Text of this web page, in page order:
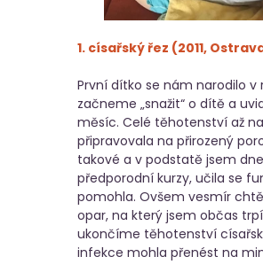
1. císařský řez (2011,
První dítko se nám narodilo v
začneme „snažit“ o dítě a
měsíc. Celé těhotenství až
připravovala na přirozený
takové a v podstatě jsem
předporodní kurzy, učila se
pomohla. Ovšem vesmír
opar, na který jsem občas
ukončíme těhotenství
infekce mohla přenést na